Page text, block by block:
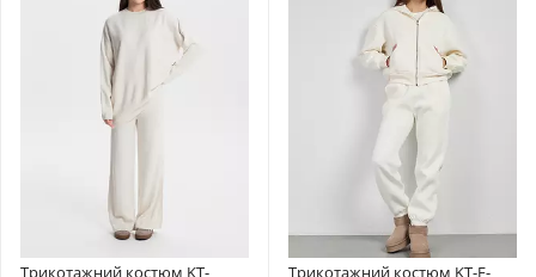
Трикотажний костюм KT-
Трикотажний костюм KT-F-